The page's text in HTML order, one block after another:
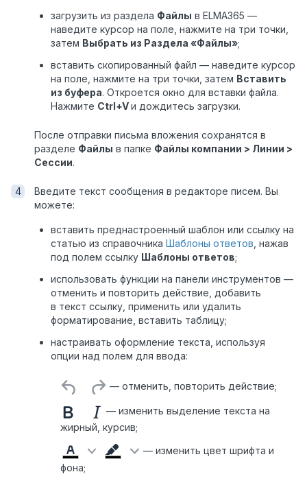
загрузить из раздела Файлы в ELMA365 —
наведите курсор на поле, нажмите на три точки,
затем Выбрать из Раздела «Файлы»;
вставить скопированный файл — наведите курсор
на поле, нажмите на три точки, затем Вставить
из буфера. Откроется окно для вставки файла.
Нажмите Ctrl+Vи дождитесь загрузки.
После отправки письма вложения сохранятся в
разделе Файлы в папке Файлы компании > Линии >
Сессии.
Введите текст сообщения в редакторе писем. Вы
можете:
вставить преднастроенный шаблон или ссылку на
статью из справочника Шаблоны ответов , нажав
под полем ссылку Шаблоны ответов;
использовать функции на панели инструментов —
отменить и повторить действие, добавить
в текст ссылку, применить или удалить
форматирование, вставить таблицу;
настраивать оформление текста, используя
опции над полем для ввода:
— отменить, повторить действие;
— изменить выделение текста на
жирный, курсив;
— изменить цвет шрифта и
фона;